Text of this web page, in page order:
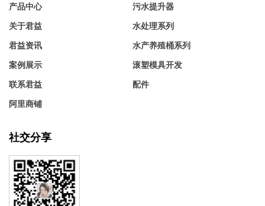
产品中心
关于君益
君益资讯
案例展示
联系君益
阿里商铺
污水提升器
水处理系列
水产养殖桶系列
滚塑模具开发
配件
社交分享